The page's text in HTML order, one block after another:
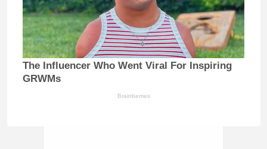
The Influencer Who Went Viral For Inspiring
GRWMs
Brainberries